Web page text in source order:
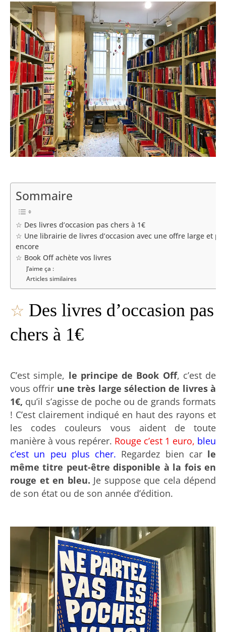
Sommaire
☆ Des livres d’occasion pas chers à 1€
☆ Une librairie de livres d’occasion avec une offre large et
encore
☆ Book Off achète vos livres
J’aime ça :
Articles similaires
☆ Des livres d’occasion pas
chers à 1€
C’est simple, le principe de Book Off, c’est de
vous offrir une très large sélection de livres à
1€, qu’il s’agisse de poche ou de grands formats
! C’est clairement indiqué en haut des rayons et
les codes couleurs vous aident de toute
manière à vous repérer. Rouge c’est 1 euro, bleu
c’est un peu plus cher. Regardez bien car le
même titre peut-être disponible à la fois en
rouge et en bleu. Je suppose que cela dépend
de son état ou de son année d’édition.